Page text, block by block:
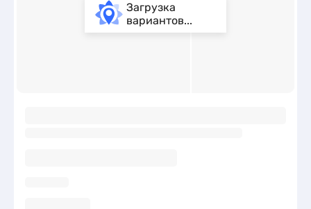
Загрузка
вариантов...